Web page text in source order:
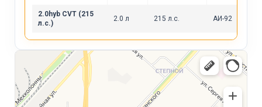
2.0hyb CVT (215
л.с.)
2.0 л 215 л.с. АИ-92